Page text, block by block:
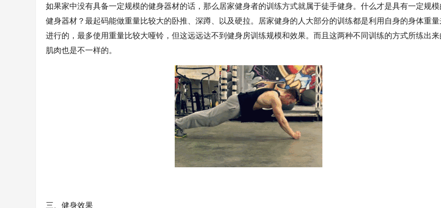
如果家中没有具备一定规模的健身器材的话，那么居家健身者的训练方式就属于徒手健身。什么才是具有一定规模
健身器材？最起码能做重量比较大的卧推、深蹲、以及硬拉。居家健身的人大部分的训练都是利用自身的身体重
进行的，最多使用重量比较大哑铃，但这远远达不到健身房训练规模和效果。而且这两种不同训练的方式所练出来
肌肉也是不一样的。
三、健身效果